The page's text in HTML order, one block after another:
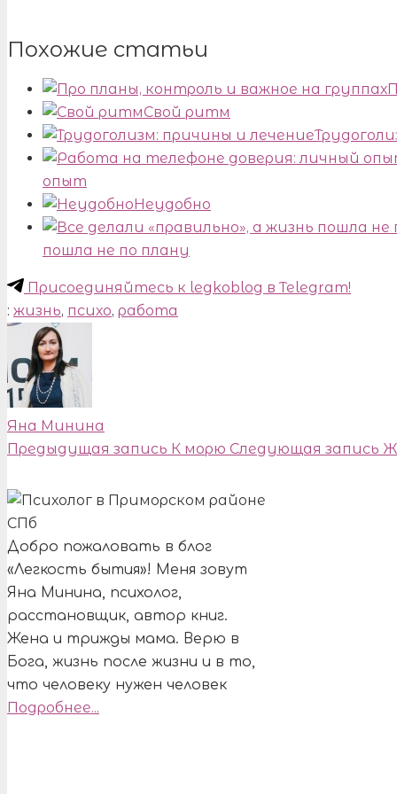
Похожие статьи
Свой ритм
опыт
Неудобно
пошла не по плану
Присоединяйтесь к legkoblog в Telegram!
: жизнь, психо, работа
Яна Минина
Предыдущая запись К морю Следующая запись
Добро пожаловать в блог
«Легкость бытия»! Меня зовут
Яна Минина, психолог,
расстановщик, автор книг.
Жена и трижды мама. Верю в
Бога, жизнь после жизни и в то,
что человеку нужен человек
Подробнее...